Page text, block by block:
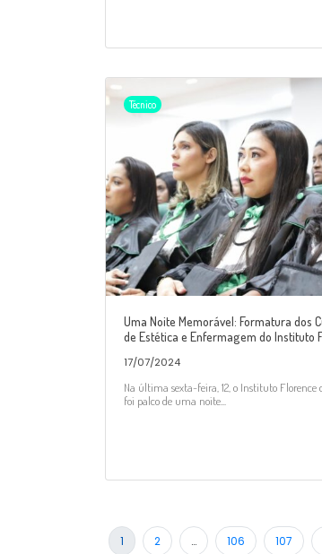
Técnico
Uma Noite Memorável: Formatura dos
de Estética e Enfermagem do Instituto
17/07/2024
Na última sexta-feira, 12, o Instituto Florence
foi palco de uma noite...
1 2 … 106 107